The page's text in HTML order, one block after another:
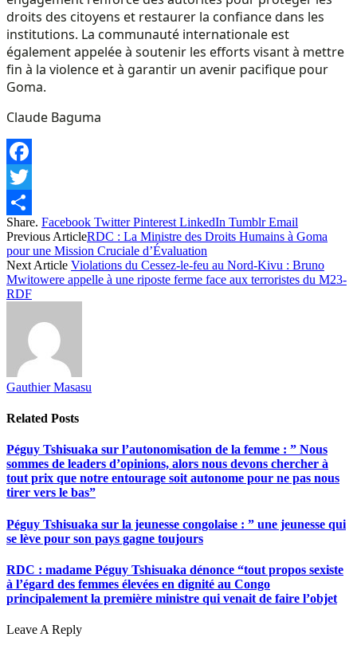
droits des citoyens et restaurer la confiance dans les
institutions. La communauté internationale est
également appelée à soutenir les efforts visant à mettre
fin à la violence et à garantir un avenir pacifique pour
Goma.
Claude Baguma
Facebook
Twitter
Share
Share. Facebook Twitter Pinterest LinkedIn Tumblr Email
Previous ArticleRDC : La Ministre des Droits Humains à Goma
pour une Mission Cruciale d’Évaluation
Next Article Violations du Cessez-le-feu au Nord-Kivu : Bruno
Mwitowere appelle à une riposte ferme face aux terroristes du M23-
RDF
Gauthier Masasu
Related Posts
Péguy Tshisuaka sur l’autonomisation de la femme : ” Nous
sommes de leaders d’opinions, alors nous devons chercher à
tout prix que notre entourage soit autonome pour ne pas nous
tirer vers le bas”
Péguy Tshisuaka sur la jeunesse congolaise : ” une jeunesse qui
se lève pour son pays gagne toujours
RDC : madame Péguy Tshisuaka dénonce “tout propos sexiste
à l’égard des femmes élevées en dignité au Congo
principalement la première ministre qui venait de faire l’objet
Leave A Reply